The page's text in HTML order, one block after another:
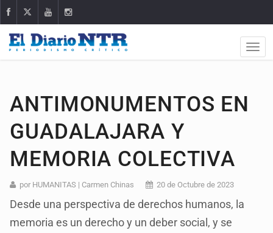
ANTIMONUMENTOS EN
GUADALAJARA Y
MEMORIA COLECTIVA
por HUMANITAS | Carmen Chinas 20 de Octubre de 2023
Desde una perspectiva de derechos humanos, la
memoria es un derecho y un deber social, y se